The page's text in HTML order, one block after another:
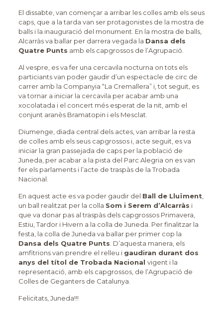
El dissabte, van començar a arribar les colles amb els seus
caps, que a la tarda van ser protagonistes de la mostra de
balls i la inauguració del monument. En la mostra de balls,
Alcarràs va ballar per darrera vegada la Dansa dels
Quatre Punts amb els capgrossos de l’Agrupació.
Al vespre, es va fer una cercavila nocturna on tots els
particiants van poder gaudir d’un espectacle de circ de
carrer amb la Companyia “La Cremallera” i, tot seguit, es
va tornar a iniciar la cercavila per acabar amb una
xocolatada i el concert més esperat de la nit, amb el
conjunt aranès Bramatopin i els Mesclat.
Diumenge, diada central dels actes, van arribar la resta
de colles amb els seus capgrossos i, acte seguit, es va
iniciar la gran passejada de caps per la població de
Juneda, per acabar a la pista del Parc Alegria on es van
fer els parlaments i l’acte de traspàs de la Trobada
Nacional.
En aquest acte es va poder gaudir del Ball de Lluïment
un ball realitzat per la colla Som i Serem d’Alcarràs i
que va donar pas al traspàs dels capgrossos Primavera,
Estiu, Tardor i Hivern a la colla de Juneda. Per finalitzar la
festa, la colla de Juneda va ballar per primer cop la
Dansa dels Quatre Punts . D’aquesta manera, els
amfitrions van prendre el relleu i gaudiran durant dos
anys del títol de Trobada Nacional vigent i la
representació, amb els capgrossos, de l’Agrupació de
Colles de Geganters de Catalunya.
Felicitats, Juneda!!!